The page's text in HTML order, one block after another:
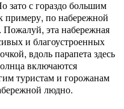
зато с гораздо большим
примеру, по набережной
Пожалуй, эта набережная
и благоустроенных
вдоль парапета здесь
включаются
туристам и горожанам
людно.